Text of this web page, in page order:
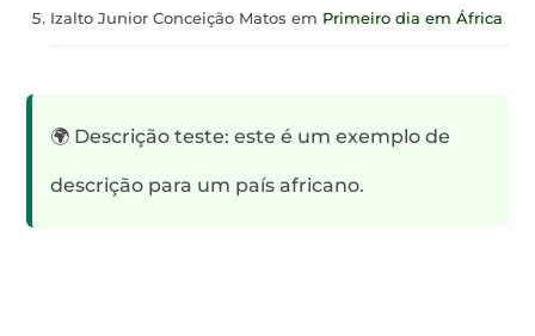
Izalto Junior Conceição Matos em Primeiro dia em África
🌍 Descrição teste: este é um exemplo de
descrição para um país africano.